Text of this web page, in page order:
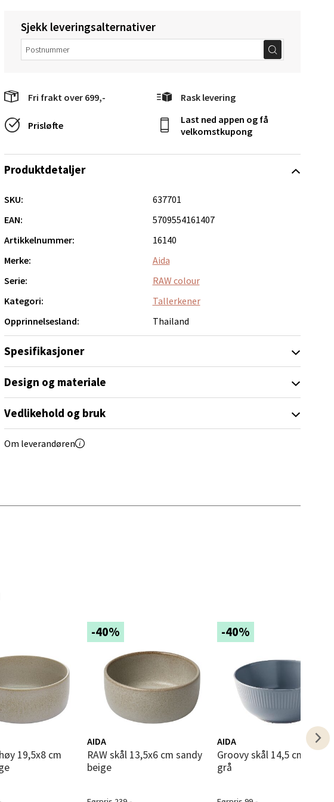
Sjekk leveringsalternativer
Fri frakt over 699,- Rask levering
Prisløfte
Last ned appen og få
velkomstkupong
Produktdetaljer
SKU:
637701
EAN:
5709554161407
Artikkelnummer:
16140
Merke:
Aida
Serie:
RAW colour
Kategori:
Tallerkener
Opprinnelsesland:
Thailand
Spesifikasjoner
Design og materiale
Vedlikehold og bruk
Om leverandøren
-40%
AIDA
RAW skål 13,5x6 cm sandy
beige
-40%
AIDA
Groovy skål 14,5 cm steintøy
grå
Velg
Velg
Velg
Velg